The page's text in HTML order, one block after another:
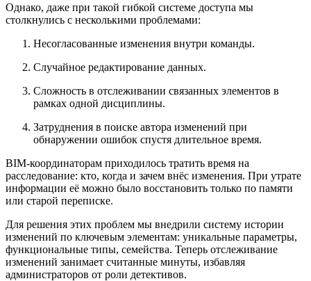
Однако, даже при такой гибкой системе доступа мы
столкнулись с несколькими проблемами:
Несогласованные изменения внутри команды.
Случайное редактирование данных.
Сложность в отслеживании связанных элементов в
рамках одной дисциплины.
Затруднения в поиске автора изменений при
обнаружении ошибок спустя длительное время.
BIM-координаторам приходилось тратить время на
расследование: кто, когда и зачем внёс изменения. При утрате
информации её можно было восстановить только по памяти
или старой переписке.
Для решения этих проблем мы внедрили систему истории
изменений по ключевым элементам: уникальные параметры,
функциональные типы, семейства. Теперь отслеживание
изменений занимает считанные минуты, избавляя
администраторов от роли детективов.